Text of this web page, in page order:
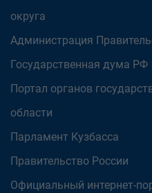
округа
Администрация
Государственная дума РФ
Портал органов
области
Парламент Кузбасса
Правительство России
Официальный интернет-